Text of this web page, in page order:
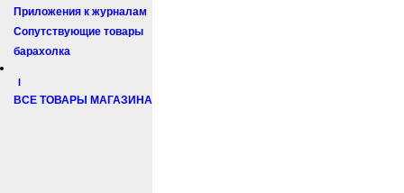
Приложения к журналам
Сопутствующие товары
барахолка
I
ВСЕ ТОВАРЫ МАГАЗИНА